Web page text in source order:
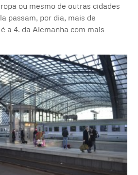
ou mesmo de outras cidades
passam, por dia, mais de
a 4. da Alemanha com mais